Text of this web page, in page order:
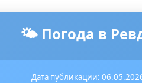
🌤️ Погода в
Дата публикации: